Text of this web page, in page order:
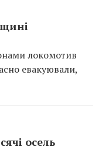
локомотив
евакуювали,
осель